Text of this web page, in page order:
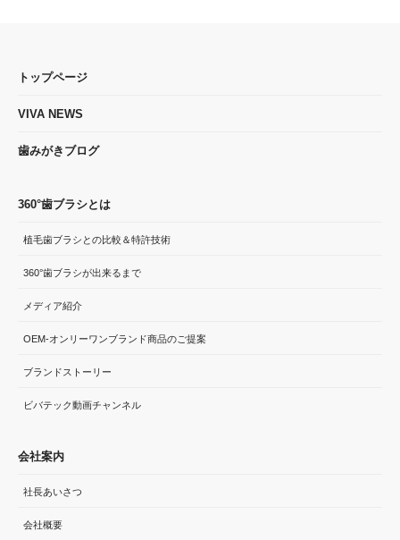
トップページ
VIVA NEWS
歯みがきブログ
360°歯ブラシとは
植毛歯ブラシとの比較＆特許技術
360°歯ブラシが出来るまで
メディア紹介
OEM-オンリーワンブランド商品のご提案
ブランドストーリー
ビバテック動画チャンネル
会社案内
社長あいさつ
会社概要